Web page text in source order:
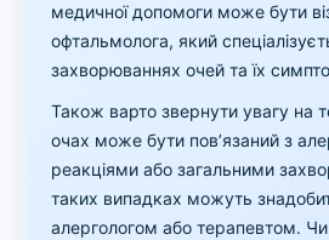
медичної допомоги може бути
офтальмолога, який
захворюваннях очей та їх
Також варто звернути увагу на
очах може бути пов’язаний з
реакціями або загальними
таких випадках можуть
алергологом або терапевтом.